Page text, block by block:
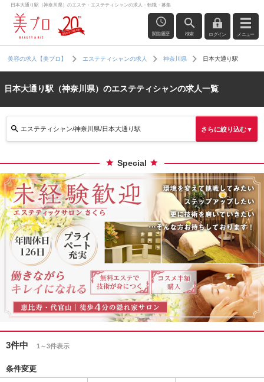
日本大通り駅（神奈川県）のエステ・エステティシャンの求人・転職・募集
閲覧履歴 検索 ログイン メニュー
美容の求人【美プロ】 エステティシャンの求人 神奈川県 日本大通り駅
日本大通り駅（神奈川県）のエステティシャンの求人一覧
エステティシャン/神奈川県/日本大通り駅 さらに絞り込む▼
Special
3件中 1～3件表示
条件変更